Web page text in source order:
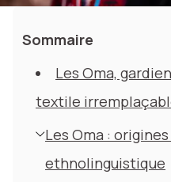
Sommaire
Les Oma,
textile
Les Oma :
ethnolinguistique